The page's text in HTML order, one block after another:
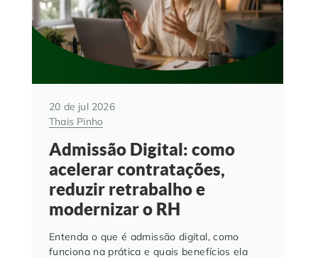
20 de jul 2026
Thais Pinho
Admissão Digital: como
acelerar contratações,
reduzir retrabalho e
modernizar o RH
Entenda o que é admissão digital, como
funciona na prática e quais benefícios ela